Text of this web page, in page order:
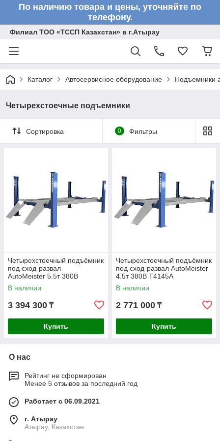
По наличию товара и цены, уточняйте по
телефону.
Филиал ТОО «ТССП Казахстан» в г.Атырау
Каталог Автосервисное оборудование Подъемники
Четырехстоечные подъемники
Сортировка 0 Фильтры
Четырехстоечный подъёмник
под сход-развал
AutoMeister 5.5т 380В
T4155A
В наличии
3 394 300 ₸
Купить
Четырехстоечный подъёмник
под сход-развал AutoMeister
4.5т 380В T4145A
В наличии
2 771 000 ₸
Купить
О нас
Рейтинг не сформирован
Менее 5 отзывов за последний год
Работает с 06.09.2021
г. Атырау
Атырау, Казахстан